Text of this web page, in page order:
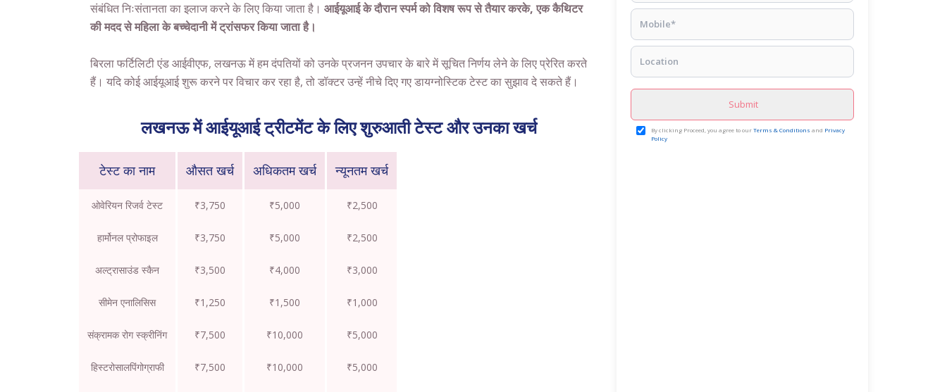
संबंधित निःसंतानता का इलाज करने के लिए किया जाता है। आईयूआई के दौरान स्पर्म को विशष रूप से तैयार करके, एक कैथिटर
की मदद से महिला के बच्चेदानी में ट्रांसफर किया जाता है।
बिरला फर्टिलिटी एंड आईवीएफ, लखनऊ में हम दंपतियों को उनके प्रजनन उपचार के बारे में सूचित निर्णय लेने के लिए प्रेरित करते
हैं। यदि कोई आईयूआई शुरू करने पर विचार कर रहा है, तो डॉक्टर उन्हें नीचे दिए गए डायग्नोस्टिक टेस्ट का सुझाव दे सकते हैं।
लखनऊ में आईयूआई ट्रीटमेंट के लिए शुरुआती टेस्ट और उनका खर्च
टेस्ट का नाम औसत खर्च अधिकतम खर्च न्यूनतम खर्च
ओवेरियन रिजर्व टेस्ट ₹3,750 ₹5,000 ₹2,500
हार्मोनल प्रोफाइल ₹3,750 ₹5,000 ₹2,500
अल्ट्रासाउंड स्कैन ₹3,500 ₹4,000 ₹3,000
सीमेन एनालिसिस ₹1,250 ₹1,500 ₹1,000
संक्रामक रोग स्क्रीनिंग ₹7,500 ₹10,000 ₹5,000
हिस्टरोसालपिंगोग्राफी ₹7,500 ₹10,000 ₹5,000
Submit
By clicking Proceed, you agree to ourTerms & Conditions and Privacy
Policy